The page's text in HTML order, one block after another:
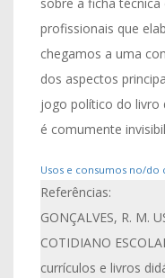
sobre a ficha
profissionais que
chegamos a uma
dos aspectos
jogo político do livro
é comumente
Usos e consumos no/do
Referências:
GONÇALVES, R. M.
COTIDIANO
currículos e livros